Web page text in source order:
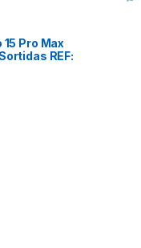
Pro Max
REF: